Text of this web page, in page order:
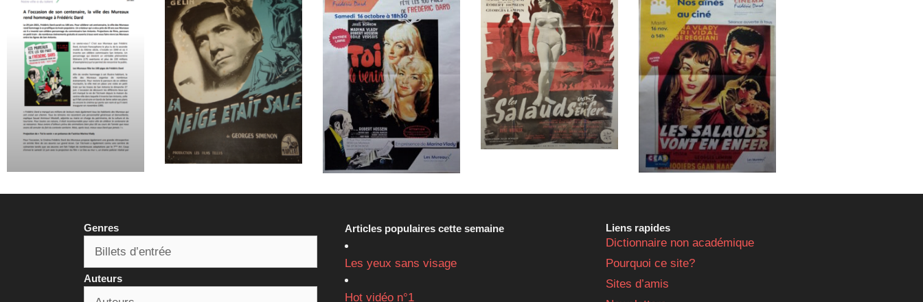
Genres
Auteurs
Articles populaires cette semaine
Les yeux sans visage
Hot vidéo n°1
Liens rapides
Dictionnaire non académique
Pourquoi ce site?
Sites d’amis